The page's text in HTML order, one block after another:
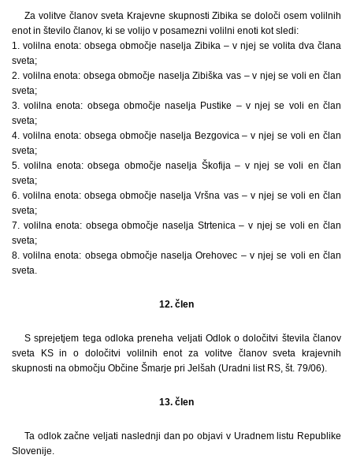
Za volitve članov sveta Krajevne skupnosti Zibika se določi osem volilnih
enot in število članov, ki se volijo v posamezni volilni enoti kot sledi:
1. volilna enota: obsega območje naselja Zibika – v njej se volita dva člana
sveta;
2. volilna enota: obsega območje naselja Zibiška vas – v njej se voli en član
sveta;
3. volilna enota: obsega območje naselja Pustike – v njej se voli en član
sveta;
4. volilna enota: obsega območje naselja Bezgovica – v njej se voli en član
sveta;
5. volilna enota: obsega območje naselja Škofija – v njej se voli en član
sveta;
6. volilna enota: obsega območje naselja Vršna vas – v njej se voli en član
sveta;
7. volilna enota: obsega območje naselja Strtenica – v njej se voli en član
sveta;
8. volilna enota: obsega območje naselja Orehovec – v njej se voli en član
sveta.
12. člen
S sprejetjem tega odloka preneha veljati Odlok o določitvi števila članov
sveta KS in o določitvi volilnih enot za volitve članov sveta krajevnih
skupnosti na območju Občine Šmarje pri Jelšah (Uradni list RS, št. 79/06).
13. člen
Ta odlok začne veljati naslednji dan po objavi v Uradnem listu Republike
Slovenije.